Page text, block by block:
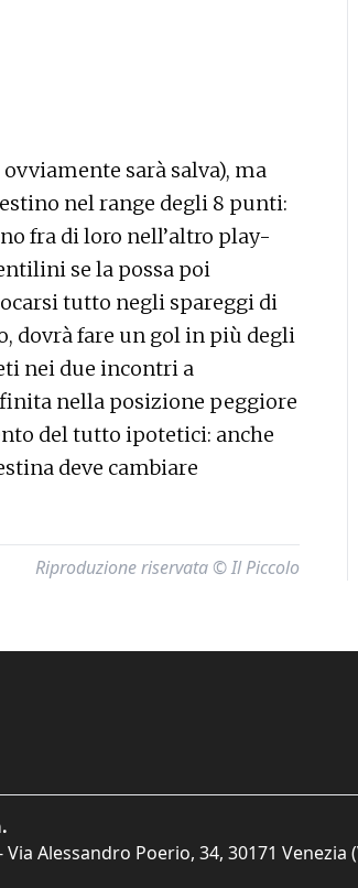
sarà salva), ma
nel range degli 8 punti:
fra di loro nell’altro play-
se la possa poi
tutto negli spareggi di
dovrà fare un gol in più degli
nei due incontri a
nella posizione peggiore
del tutto ipotetici: anche
deve cambiare
Riproduzione riservata © Il Piccolo
Alessandro Poerio, 34, 30171 Venezia